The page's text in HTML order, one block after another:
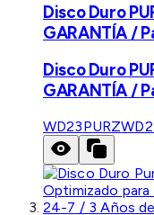
Disco Duro
GARANTÍA /
Disco Duro
GARANTÍA /
WD23PURZ